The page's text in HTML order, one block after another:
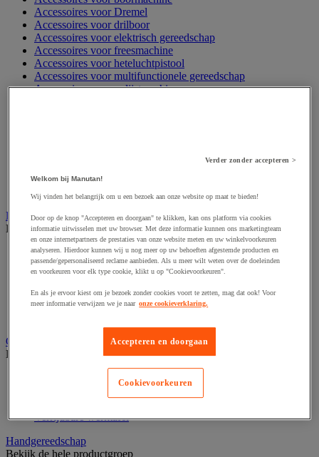
Accessoires voor Dremel
Accessoires voor drilboor
Accessoires voor elektrisch gereedschap
Accessoires voor freesmachine
Accessoires voor heteluchtpistool
Accessoires voor multifunctionele gereedschap
Accessoires voor polijstmachine
Accessoires voor spijkermachine
Accessoires voor zaag
Elektrische toebehoren en verlichting
Bekijk de hele productgroep
Accessoires voor elektrisch schakelpaneel
Batterij, oplader en kabel
Elektrische kabel
Elektrische uitrusting
Verlengsnoer, stekkerdoos en kapelhaspel
Gereedschap opbergen
Bekijk de hele productgroep
Assortimentsdoos en gereedschapkoffer
Verrijdbare werktafel
Handgereedschap
Bekijk de hele productgroep
Verder zonder accepteren >
Welkom bij Manutan!
Wij vinden het belangrijk om u een bezoek aan onze website op maat te bieden!
Door op de knop "Accepteren en doorgaan" te klikken, kan ons platform via cookies
informatie uitwisselen met uw browser. Met deze informatie kunnen ons marketingteam
en onze internetpartners de prestaties van onze website meten en uw winkelvoorkeuren
analyseren. Hierdoor kunnen wij u nog meer op uw behoeften afgestemde producten en
passende/gepersonaliseerd reclame aanbieden. Als u meer wilt weten over de doeleinden
en voorkeuren voor elk type cookie, klikt u op "Cookievoorkeuren".
En als je ervoor kiest om je bezoek zonder cookies voort te zetten, mag dat ook! Voor
meer informatie verwijzen we je naar onze cookieverklaring.
Accepteren en doorgaan
Cookievoorkeuren